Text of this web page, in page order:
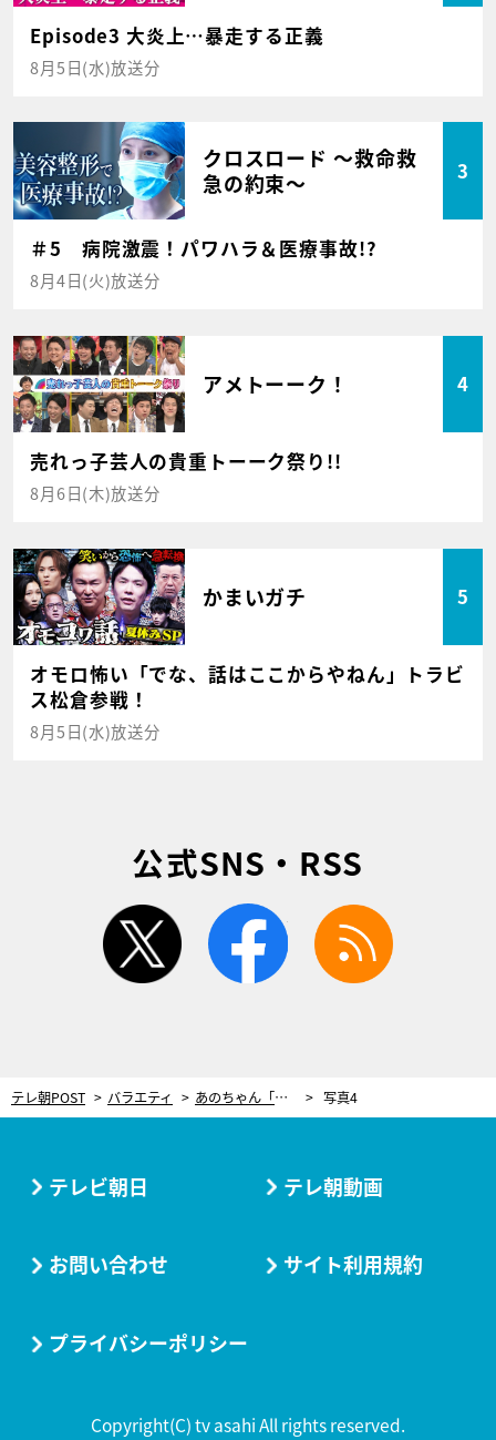
Episode3 大炎上…暴走する正義
8月5日(水)放送分
クロスロード ～救命救
急の約束～
3
＃5 病院激震！パワハラ＆医療事故!?
8月4日(火)放送分
アメトーーク！ 4
売れっ子芸人の貴重トーーク祭り!!
8月6日(木)放送分
かまいガチ 5
オモロ怖い「でな、話はここからやねん」トラビ
ス松倉参戦！
8月5日(水)放送分
公式SNS・RSS
twitter facebook
テレ朝POST バラエティ あのちゃん「同じ匂いを感じてた」芸人界イチのモテ男に親近感！遊びの誘いにまさかの返答 写真4
テレビ朝日 テレ朝動画
お問い合わせ サイト利用規約
プライバシーポリシー
Copyright(C) tv asahi All rights reserved.